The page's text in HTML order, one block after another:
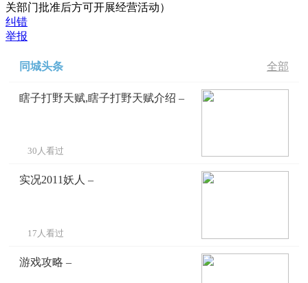
关部门批准后方可开展经营活动）
纠错
举报
同城头条 全部
瞎子打野天赋,瞎子打野天赋介绍 –
30人看过
实况2011妖人 –
17人看过
游戏攻略 –